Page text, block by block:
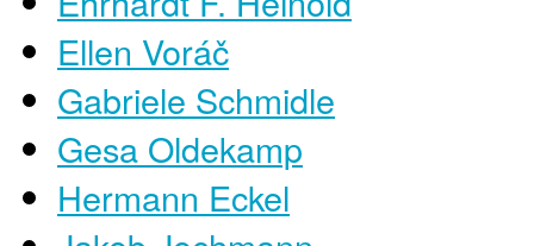
Ellen Voráč
Gabriele Schmidle
Gesa Oldekamp
Hermann Eckel